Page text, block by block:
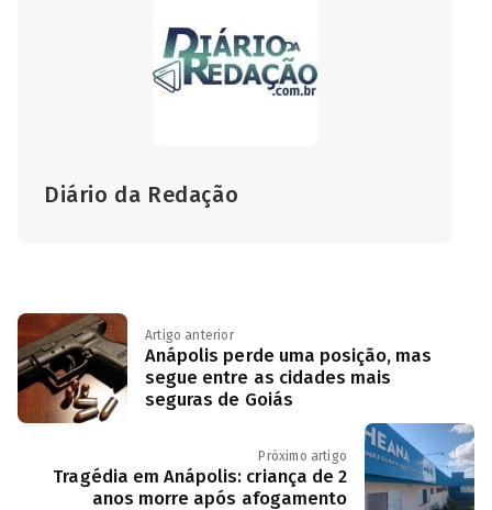
Diário da Redação
Artigo anterior
Anápolis perde uma posição, mas
segue entre as cidades mais
seguras de Goiás
Próximo artigo
Tragédia em Anápolis: criança de 2
anos morre após afogamento